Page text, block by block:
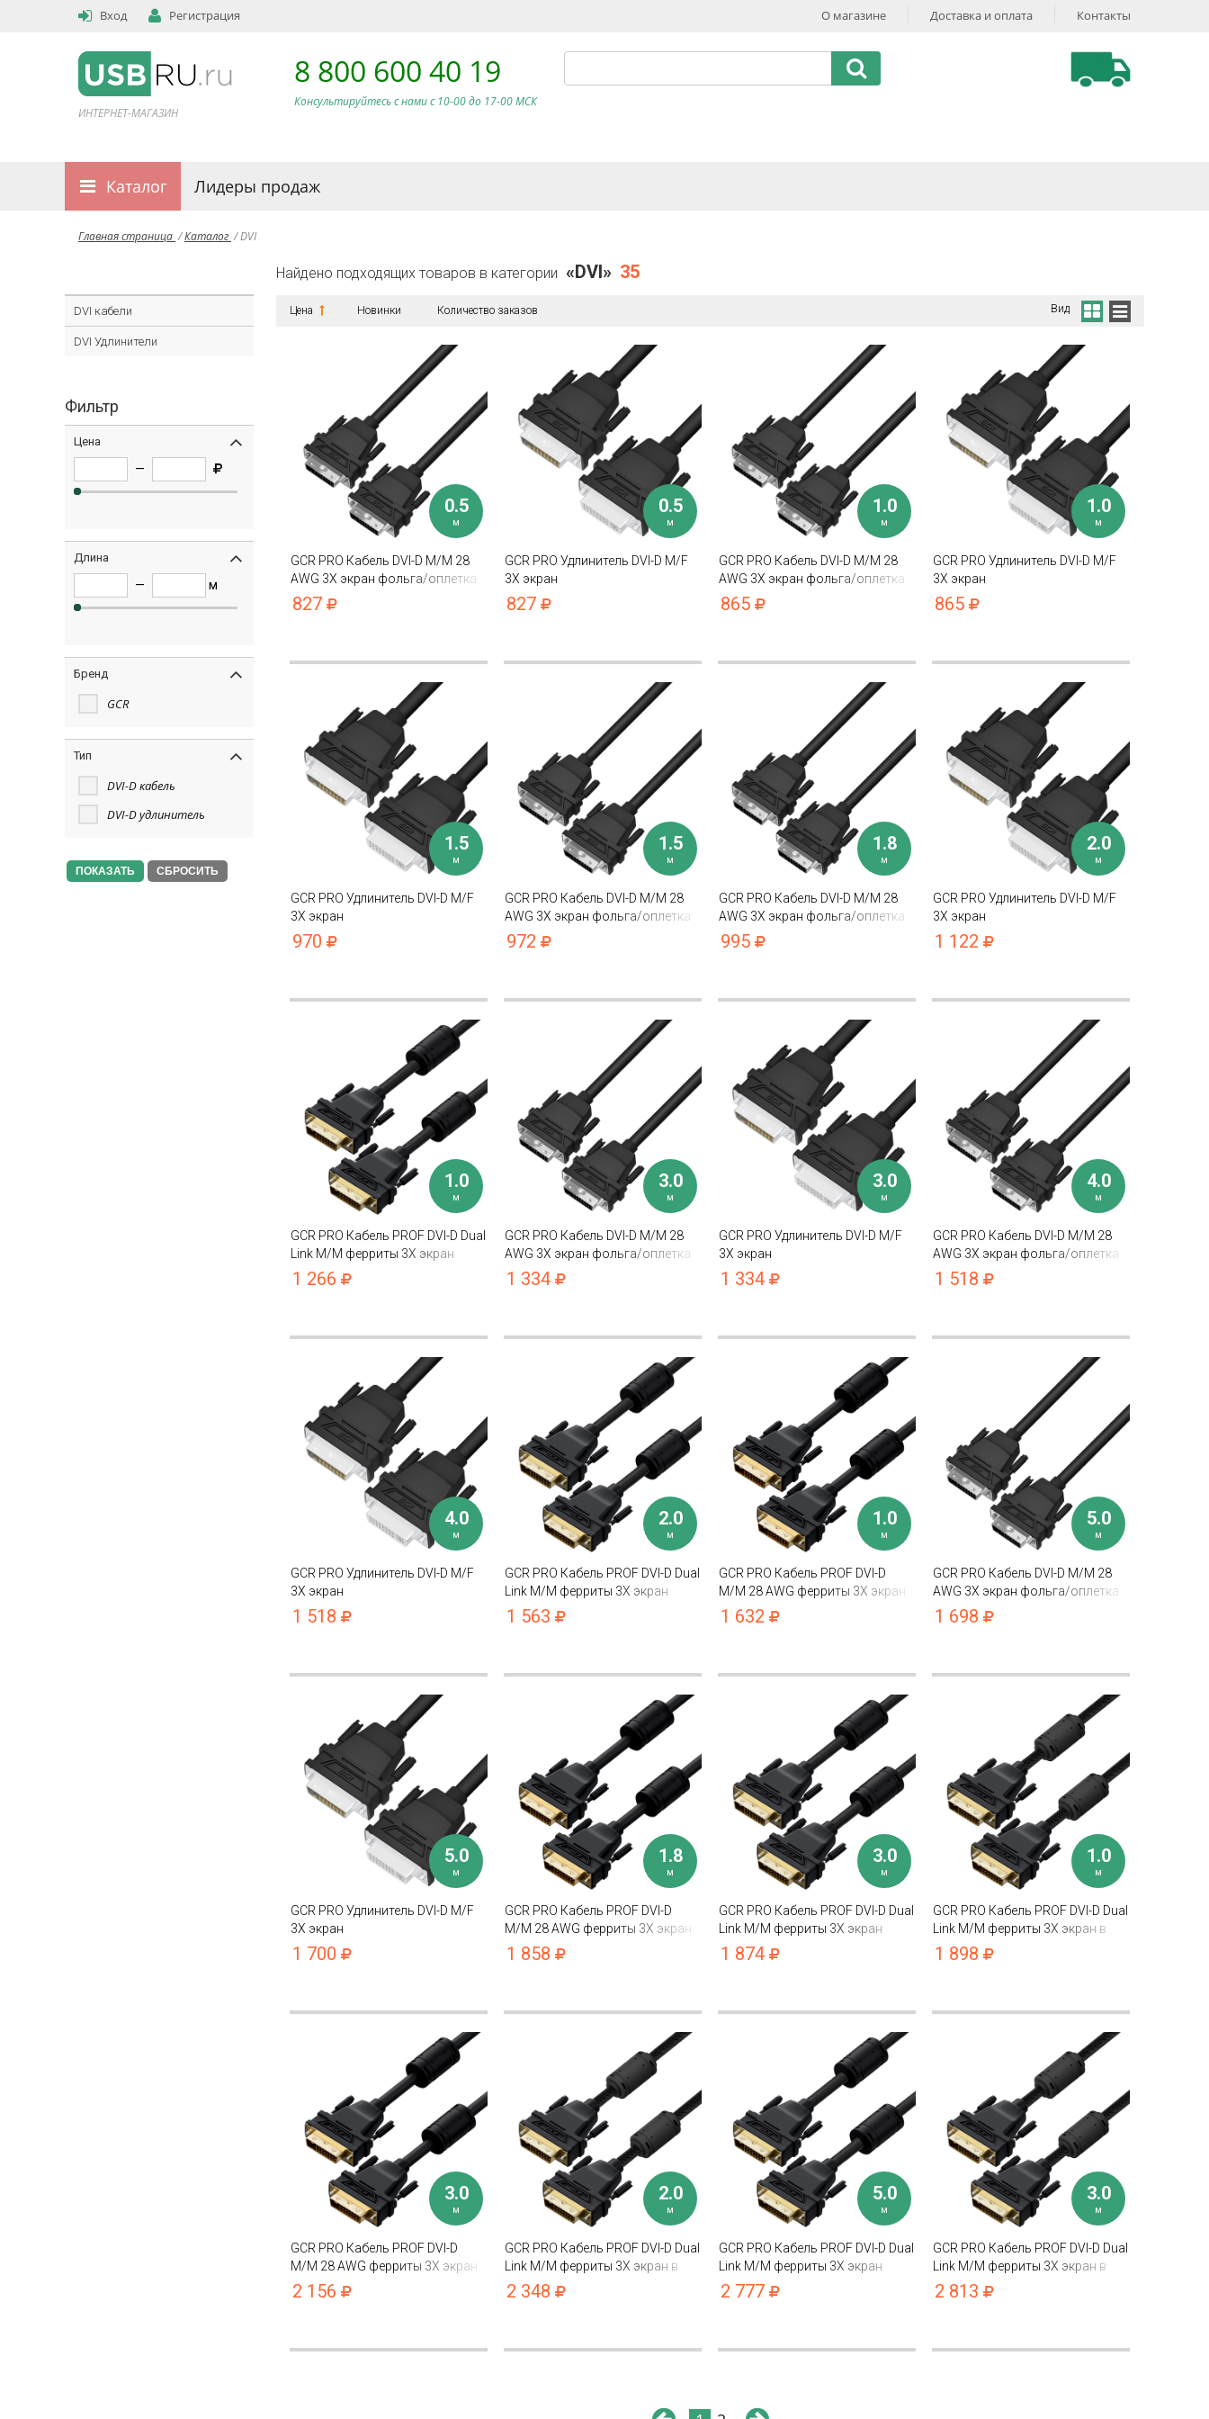
Вход Регистрация О магазине Доставка и оплата Контакты
ИНТЕРНЕТ-МАГАЗИН
8 800 600 40 19
Консультируйтесь с нами c 10-00 до 17-00 МСК
Каталог Лидеры продаж
Главная страница /Каталог /DVI
DVI кабели
DVI Удлинители
Фильтр
Цена
—
Длина
— м
Бренд
GCR
Тип
DVI-D кабель
DVI-D удлинитель
СБРОСИТЬ
Найдено подходящих товаров в категории «DVI» 35
Цена Новинки Количество заказов Вид
0.5
м
GCR PRO Кабель DVI-D M/M 28
AWG 3Х экран фольга/оплетка
827
0.5
м
GCR PRO Удлинитель DVI-D M/F
3Х экран
827
1.0
м
GCR PRO Кабель DVI-D M/M 28
AWG 3Х экран фольга/оплетка
865
1.0
м
GCR PRO Удлинитель DVI-D M/F
3Х экран
865
1.5
м
GCR PRO Удлинитель DVI-D M/F
3Х экран
970
1.5
м
GCR PRO Кабель DVI-D M/M 28
AWG 3Х экран фольга/оплетка
972
1.8
м
GCR PRO Кабель DVI-D M/M 28
AWG 3Х экран фольга/оплетка
995
2.0
м
GCR PRO Удлинитель DVI-D M/F
3Х экран
1 122
1.0
м
GCR PRO Кабель PROF DVI-D Dual
Link M/M ферриты 3Х экран
капрон
1 266
3.0
м
GCR PRO Кабель DVI-D M/M 28
AWG 3Х экран фольга/оплетка
1 334
3.0
м
GCR PRO Удлинитель DVI-D M/F
3Х экран
1 334
4.0
м
GCR PRO Кабель DVI-D M/M 28
AWG 3Х экран фольга/оплетка
1 518
4.0
м
GCR PRO Удлинитель DVI-D M/F
3Х экран
1 518
2.0
м
GCR PRO Кабель PROF DVI-D Dual
Link M/M ферриты 3Х экран
капрон
1 563
1.0
м
GCR PRO Кабель PROF DVI-D
M/M 28 AWG ферриты 3X экран
фольга/оплетка
1 632
5.0
м
GCR PRO Кабель DVI-D M/M 28
AWG 3Х экран фольга/оплетка
1 698
5.0
м
GCR PRO Удлинитель DVI-D M/F
3Х экран
1 700
1.8
м
GCR PRO Кабель PROF DVI-D
M/M 28 AWG ферриты 3X экран
фольга/оплетка
1 858
3.0
м
GCR PRO Кабель PROF DVI-D Dual
Link M/M ферриты 3Х экран
капрон
1 874
1.0
м
GCR PRO Кабель PROF DVI-D Dual
Link M/M ферриты 3Х экран в
оплетке нейлон
1 898
3.0
м
GCR PRO Кабель PROF DVI-D
M/M 28 AWG ферриты 3X экран
фольга/оплетка
2 156
2.0
м
GCR PRO Кабель PROF DVI-D Dual
Link M/M ферриты 3Х экран в
оплетке нейлон
2 348
5.0
м
GCR PRO Кабель PROF DVI-D Dual
Link M/M ферриты 3Х экран
капрон
2 777
3.0
м
GCR PRO Кабель PROF DVI-D Dual
Link M/M ферриты 3Х экран в
оплетке нейлон
2 813